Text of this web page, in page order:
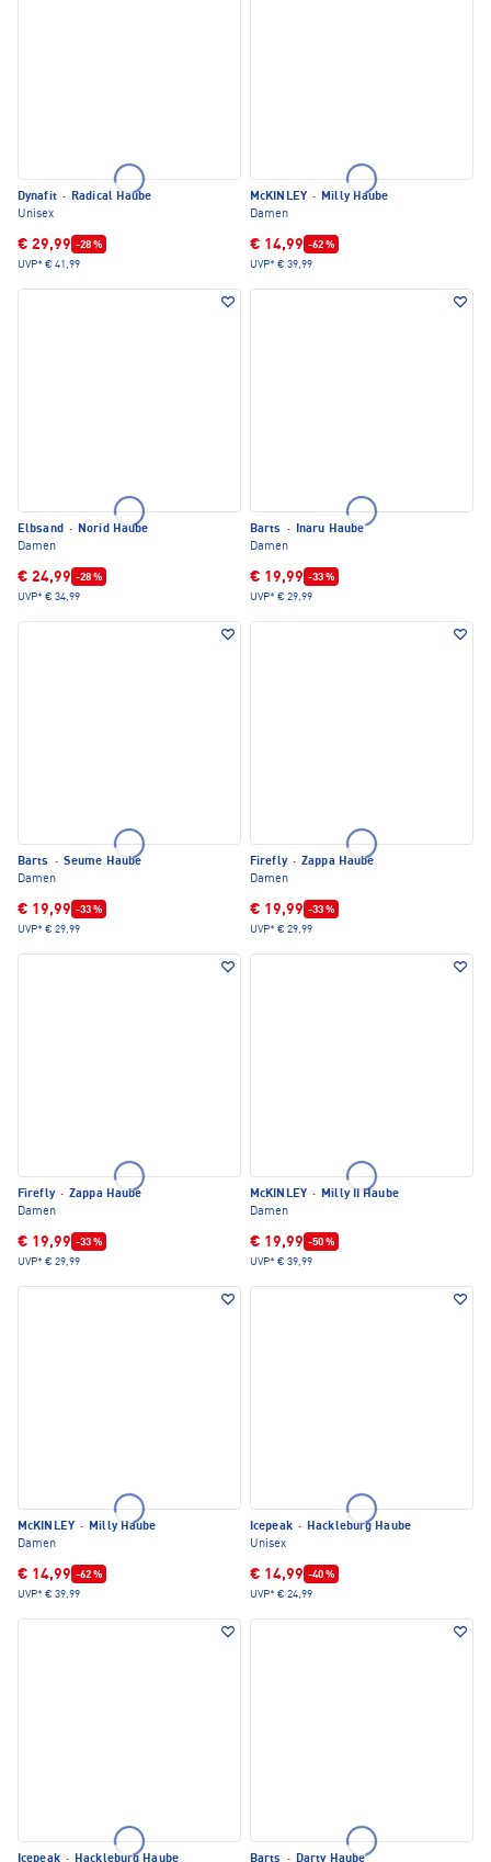
Dynafit · Radical Haube
Unisex
€ 29,99 -28 %
UVP* € 41,99
McKINLEY · Milly Haube
Damen
€ 14,99 -62 %
UVP* € 39,99
Elbsand · Norid Haube
Damen
€ 24,99 -28 %
UVP* € 34,99
Barts · Inaru Haube
Damen
€ 19,99 -33 %
UVP* € 29,99
Barts · Seume Haube
Damen
€ 19,99 -33 %
UVP* € 29,99
Firefly · Zappa Haube
Damen
€ 19,99 -33 %
UVP* € 29,99
Firefly · Zappa Haube
Damen
€ 19,99 -33 %
UVP* € 29,99
McKINLEY · Milly II Haube
Damen
€ 19,99 -50 %
UVP* € 39,99
McKINLEY · Milly Haube
Damen
€ 14,99 -62 %
UVP* € 39,99
Icepeak · Hackleburg Haube
Unisex
€ 14,99 -40 %
UVP* € 24,99
Icepeak · Hackleburg Haube Barts · Darty Haube